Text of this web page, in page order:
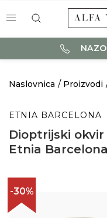
Naslovnica Proizvodi
ETNIA BARCELONA
Dioptrijski okvir
Etnia Barcelona
-30%